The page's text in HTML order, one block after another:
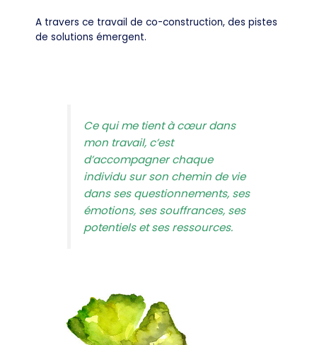
A travers ce travail de co-construction, des pistes
de solutions émergent.
Ce qui me tient à cœur dans
mon travail, c’est
d’accompagner chaque
individu sur son chemin de vie
dans ses questionnements, ses
émotions, ses souffrances, ses
potentiels et ses ressources.